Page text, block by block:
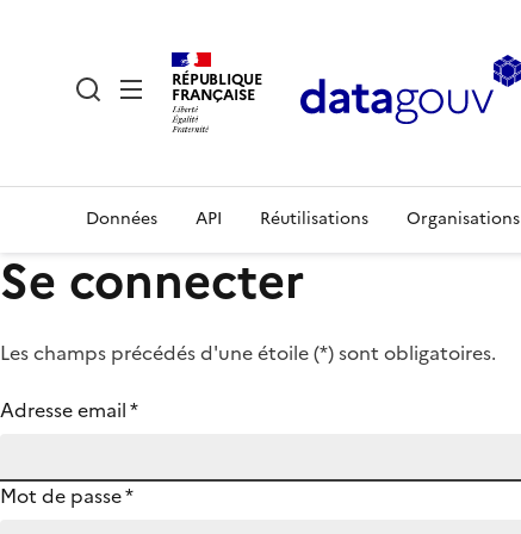
RÉPUBLIQUE
FRANÇAISE
Données API Réutilisations Organisations
Se connecter
Les champs précédés d'une étoile (*) sont obligatoires.
Adresse email*
Mot de passe*